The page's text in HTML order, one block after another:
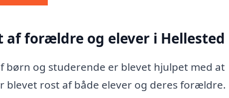
forældre og elever i Hellested
børn og studerende er blevet hjulpet med at
blevet rost af både elever og deres forældre.